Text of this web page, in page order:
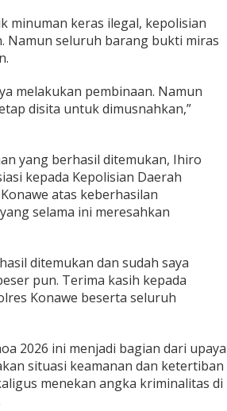
minuman keras ilegal, kepolisian
Namun seluruh barang bukti miras
melakukan pembinaan. Namun
disita untuk dimusnahkan,”
yang berhasil ditemukan, Ihiro
kepada Kepolisian Daerah
atas keberhasilan
selama ini meresahkan
ditemukan dan sudah saya
pun. Terima kasih kepada
Konawe beserta seluruh
2026 ini menjadi bagian dari upaya
situasi keamanan dan ketertiban
menekan angka kriminalitas di